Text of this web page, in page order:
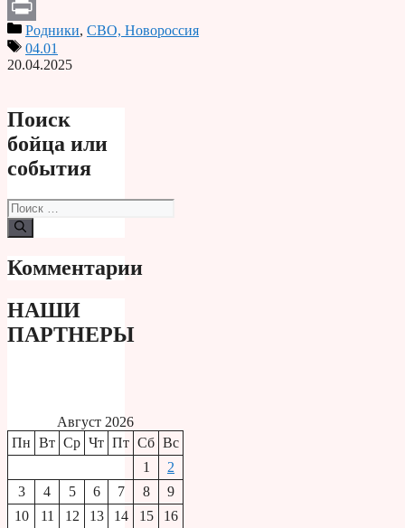
Telegram
PrintРодники, СВО, Новороссия
04.01
20.04.2025
Поиск
бойца или
события
Поиск:
Комментарии
НАШИ
ПАРТНЕРЫ
Август 2026
Пн Вт Ср Чт Пт Сб Вс
1
2
3
4 5 6 7 8
9
10
11 12 13 14 15 16